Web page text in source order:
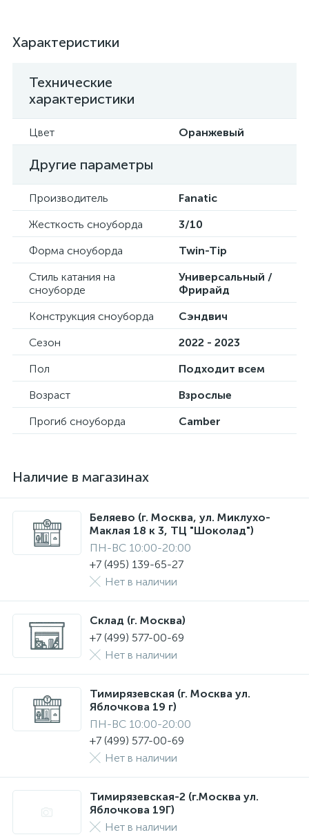
Характеристики
Технические
характеристики
Цвет Оранжевый
Другие параметры
Производитель
Fanatic
Жесткость сноуборда
3/10
Форма сноуборда
Twin-Tip
Стиль катания на
сноуборде
Универсальный /
Фрирайд
Конструкция сноуборда
Сэндвич
Сезон
2022 - 2023
Пол
Подходит всем
Возраст
Взрослые
Прогиб сноуборда
Camber
Наличие в магазинах
Беляево (г. Москва, ул. Миклухо-
Маклая 18 к 3, ТЦ "Шоколад")
ПН-ВС 10:00-20:00
+7 (495) 139-65-27
Нет в наличии
Склад (г. Москва)
+7 (499) 577-00-69
Нет в наличии
Тимирязевская (г. Москва ул.
Яблочкова 19 г)
ПН-ВС 10:00-20:00
+7 (499) 577-00-69
Нет в наличии
Тимирязевская-2 (г.Москва ул.
Яблочкова 19Г)
Нет в наличии